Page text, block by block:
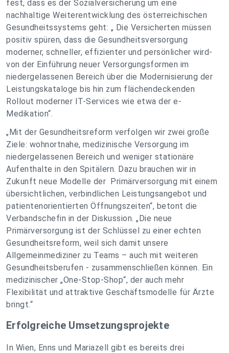
fest, dass es der Sozialversicherung um eine
nachhaltige Weiterentwicklung des österreichischen
Gesundheitssystems geht: „ Die Versicherten müssen
positiv spüren, dass die Gesundheitsversorgung
moderner, schneller, effizienter und persönlicher wird-
von der Einführung neuer Versorgungsformen im
niedergelassenen Bereich über die Modernisierung der
Leistungskataloge bis hin zum flächendeckenden
Rollout moderner IT-Services wie etwa der e-
Medikation“.
„Mit der Gesundheitsreform verfolgen wir zwei große
Ziele: wohnortnahe, medizinische Versorgung im
niedergelassenen Bereich und weniger stationäre
Aufenthalte in den Spitälern. Dazu brauchen wir in
Zukunft neue Modelle der Primärversorgung mit einem
übersichtlichen, verbindlichen Leistungsangebot und
patientenorientierten Öffnungszeiten“, betont die
Verbandschefin in der Diskussion. „Die neue
Primärversorgung ist der Schlüssel zu einer echten
Gesundheitsreform, weil sich damit unsere
Allgemeinmediziner zu Teams – auch mit weiteren
Gesundheitsberufen - zusammenschließen können. Ein
medizinischer „One-Stop-Shop“, der auch mehr
Flexibilität und attraktive Geschäftsmodelle für Ärzte
bringt.“
Erfolgreiche Umsetzungsprojekte
In Wien, Enns und Mariazell gibt es bereits drei